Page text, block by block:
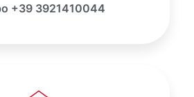
+39 3921410044